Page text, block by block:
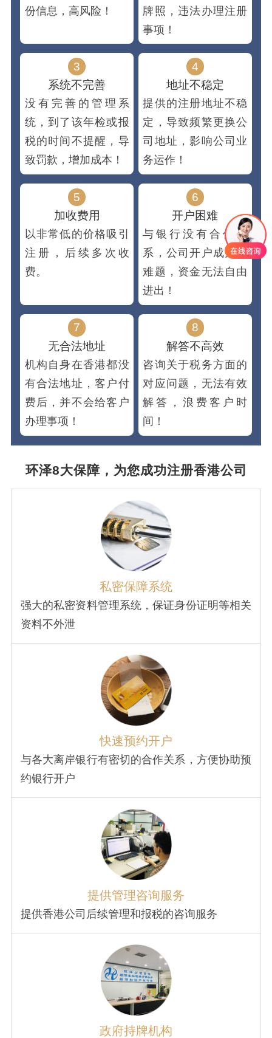
份信息，高风险！
牌照，违法办理注册
事项！
3
系统不完善
没有完善的管理系
统，到了该年检或报
税的时间不提醒，导
致罚款，增加成本！
4
地址不稳定
提供的注册地址不稳
定，导致频繁更换公
司地址，影响公司业
务运作！
5
加收费用
以非常低的价格吸引
注册，后续多次收
费。
6
开户困难
与银行没有合作关
系，公司开户成为大
难题，资金无法自由
进出！
7
无合法地址
机构自身在香港都没
有合法地址，客户付
费后，并不会给客户
办理事项！
8
解答不高效
咨询关于税务方面的
对应问题，无法有效
解答，浪费客户时
间！
环泽8大保障，为您成功注册香港公司
私密保障系统
强大的私密资料管理系统，保证身份证明等相关
资料不外泄
快速预约开户
与各大离岸银行有密切的合作关系，方便协助预
约银行开户
提供管理咨询服务
提供香港公司后续管理和报税的咨询服务
政府持牌机构